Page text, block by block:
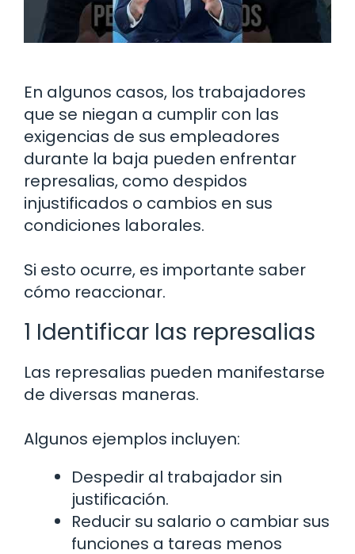
En algunos casos, los trabajadores
que se niegan a cumplir con las
exigencias de sus empleadores
durante la baja pueden enfrentar
represalias, como despidos
injustificados o cambios en sus
condiciones laborales.
Si esto ocurre, es importante saber
cómo reaccionar.
1 Identificar las represalias
Las represalias pueden manifestarse
de diversas maneras.
Algunos ejemplos incluyen:
Despedir al trabajador sin
justificación.
Reducir su salario o cambiar sus
funciones a tareas menos